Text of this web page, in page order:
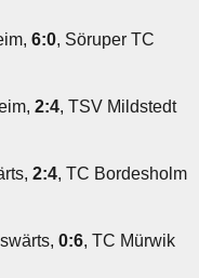
6:0, Söruper TC
2:4, TSV Mildstedt
2:4, TC Bordesholm
0:6, TC Mürwik